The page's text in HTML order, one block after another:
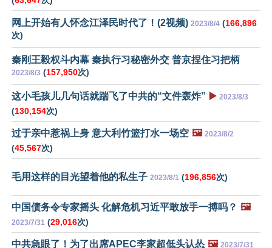
网上开始有人怀念江泽民时代了！(2视频) 2023/8/4 (166,896
次)
秦刚王毅权斗内幕 秦执行习秘密外交 普京捏住习把柄
2023/8/3 (157,950次)
这小毛孩儿几句话就踹飞了中共的“文件轰炸” ▶️ 2023/8/3
(130,154次)
过于亲中惹祸上身 意大利竹篮打水一场空 🖼️ 2023/8/2
(45,567次)
毛用这样的目光望着他的私生子 2023/8/1 (196,856次)
中国债务令专家摇头 化解危机习近平敢放手一搏吗？ 🖼️
2023/7/31 (29,016次)
中共急眼了！为了出席APEC李家超低头认怂 🖼️ 2023/7/31